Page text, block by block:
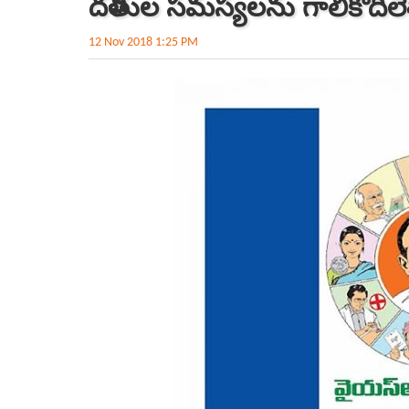
దళితుల సమస్యలను
12 Nov 2018 1:25 PM